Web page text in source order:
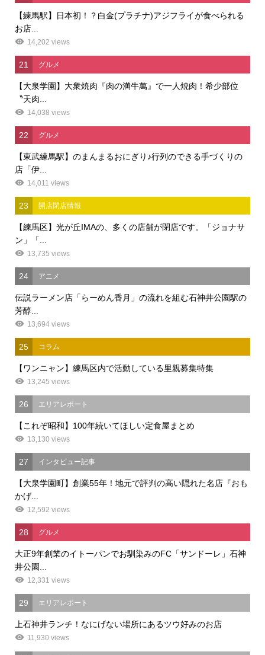
【練馬駅】日本初！？白金(プラチナ)アジフライが食べられる
お店...
14,202 views
21 グルメ
【大泉学園】大衆焼肉『肉の満牛萬』で一人焼肉！希少部位
〝天肉...
14,038 views
22 グルメ
【東武練馬駅】のまんまるおにぎり♪行列のできる手づくりの
店「伊...
14,011 views
23 開店閉店情報
【練馬区】光が丘IMAの、多くの店舗が閉店です。「ジョナサ
ン」「...
13,735 views
24 アニメ
伝説ラーメン店「らーめん香月」の流れを組む石神井公園駅の
芳醇...
13,694 views
25 コラム
【ワンニャン】練馬区内で活動している里親募集特集
13,245 views
26 エリアレポート
【これぞ昭和】100年続いてほしい定食屋まとめ
13,130 views
27 インタビュー記事
【大泉学園町】創業55年！地元で評判の高い隠れた名店『おも
かげ...
12,592 views
28 グルメ
大正9年創業のイトーパンでお馴染みのFC「サンドーレ」石神
井公園...
12,331 views
29 エリアレポート
上石神井ランチ！なにげない場所にあるツウ好みのお店
11,930 views